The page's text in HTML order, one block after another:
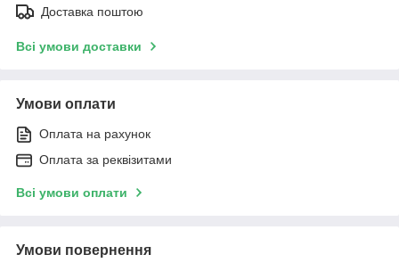
Доставка поштою
Всі умови доставки
Умови оплати
Оплата на рахунок
Оплата за реквізитами
Всі умови оплати
Умови повернення